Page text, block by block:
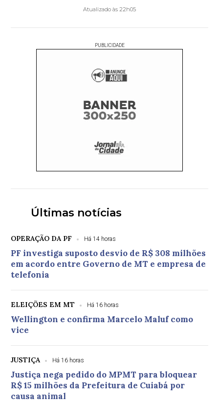
Atualizado às 22h05
PUBLICIDADE
Últimas notícias
OPERAÇÃO DA PF Há 14 horas
PF investiga suposto desvio de R$ 308 milhões
em acordo entre Governo de MT e empresa de
telefonia
ELEIÇÕES EM MT Há 16 horas
Wellington e confirma Marcelo Maluf como
vice
JUSTIÇA Há 16 horas
Justiça nega pedido do MPMT para bloquear
R$ 15 milhões da Prefeitura de Cuiabá por
causa animal